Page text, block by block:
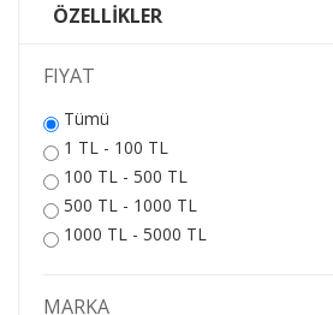
ÖZELLİKLER
FIYAT
Tümü
1 TL - 100 TL
100 TL - 500 TL
500 TL - 1000 TL
1000 TL - 5000 TL
MARKA